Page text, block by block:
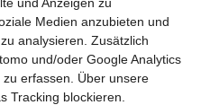
Medien anzubieten und
analysieren. Zusätzlich
und/oder Google Analytics
erfassen. Über unsere
Tracking blockieren.
(Cortaderia selloana)
sich ab September